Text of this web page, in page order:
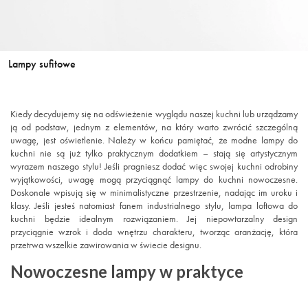
Lampy sufitowe
Kiedy decydujemy się na odświeżenie wyglądu naszej kuchni lub urządzamy
ją od podstaw, jednym z elementów, na który warto zwrócić szczególną
uwagę, jest oświetlenie. Należy w końcu pamiętać, że modne lampy do
kuchni nie są już tylko praktycznym dodatkiem – stają się artystycznym
wyrazem naszego stylu! Jeśli pragniesz dodać więc swojej kuchni odrobiny
wyjątkowości, uwagę mogą przyciągnąć lampy do kuchni nowoczesne.
Doskonale wpisują się w minimalistyczne przestrzenie, nadając im uroku i
klasy. Jeśli jesteś natomiast fanem industrialnego stylu, lampa loftowa do
kuchni będzie idealnym rozwiązaniem. Jej niepowtarzalny design
przyciągnie wzrok i doda wnętrzu charakteru, tworząc aranżację, która
przetrwa wszelkie zawirowania w świecie designu.
Nowoczesne lampy w praktyce